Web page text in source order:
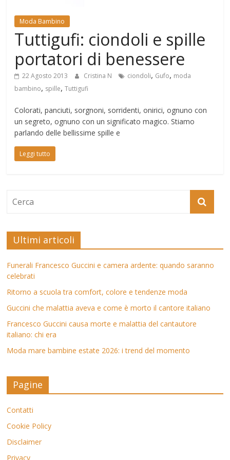
Moda Bambino
Tuttigufi: ciondoli e spille
portatori di benessere
22 Agosto 2013 Cristina N ciondoli, Gufo, moda
bambino, spille,Tuttigufi
Colorati, panciuti, sorgnoni, sorridenti, onirici, ognuno con
un segreto, ognuno con un significato magico. Stiamo
parlando delle bellissime spille e
Leggi tutto
Ultimi articoli
Funerali Francesco Guccini e camera ardente: quando saranno
celebrati
Ritorno a scuola tra comfort, colore e tendenze moda
Guccini che malattia aveva e come è morto il cantore italiano
Francesco Guccini causa morte e malattia del cantautore
italiano: chi era
Moda mare bambine estate 2026: i trend del momento
Pagine
Contatti
Cookie Policy
Disclaimer
Privacy